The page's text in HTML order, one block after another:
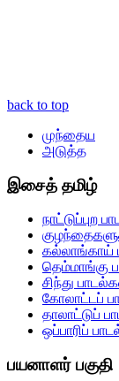
back to top
முந்தைய
அடுத்த
இசைத் தமிழ்
நாட்டுப்புற
கல்லாங்காய்
தெம்மாங்கு
சிந்து
கோலாட்டப்
தாலாட்டுப்
ஒப்பாரிப்
பயனாளர் பகுதி